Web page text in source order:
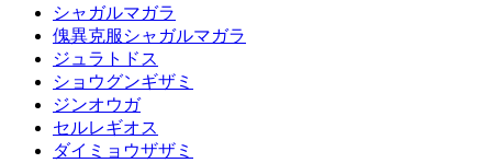
シャガルマガラ
傀異克服シャガルマガラ
ジュラトドス
ショウグンギザミ
ジンオウガ
セルレギオス
ダイミョウザザミ